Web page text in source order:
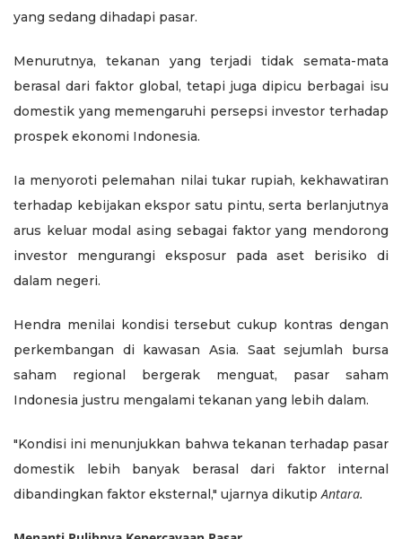
yang sedang dihadapi pasar.
Menurutnya, tekanan yang terjadi tidak semata-mata
berasal dari faktor global, tetapi juga dipicu berbagai isu
domestik yang memengaruhi persepsi investor terhadap
prospek ekonomi Indonesia.
Ia menyoroti pelemahan nilai tukar rupiah, kekhawatiran
terhadap kebijakan ekspor satu pintu, serta berlanjutnya
arus keluar modal asing sebagai faktor yang mendorong
investor mengurangi eksposur pada aset berisiko di
dalam negeri.
Hendra menilai kondisi tersebut cukup kontras dengan
perkembangan di kawasan Asia. Saat sejumlah bursa
saham regional bergerak menguat, pasar saham
Indonesia justru mengalami tekanan yang lebih dalam.
"Kondisi ini menunjukkan bahwa tekanan terhadap pasar
domestik lebih banyak berasal dari faktor internal
dibandingkan faktor eksternal," ujarnya dikutipAntara.